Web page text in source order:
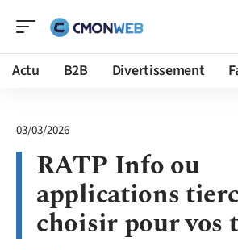
Actu B2B Divertissement
03/03/2026
RATP Info ou
applications
choisir pour vos